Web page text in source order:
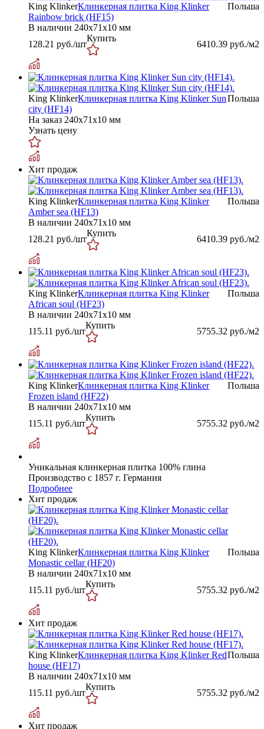
King Klinker Польша
Клинкерная плитка King Klinker
Rainbow brick (HF15)
В наличии 240х71х10 мм
128.21 руб./шт 6410.39 руб./м2
Купить
King Klinker Польша
Клинкерная плитка King Klinker Sun
city (HF14)
На заказ 240х71х10 мм
Узнать цену
Хит продаж
King Klinker Польша
Клинкерная плитка King Klinker
Amber sea (HF13)
В наличии 240х71х10 мм
128.21 руб./шт 6410.39 руб./м2
Купить
King Klinker Польша
Клинкерная плитка King Klinker
African soul (HF23)
В наличии 240х71х10 мм
115.11 руб./шт 5755.32 руб./м2
Купить
King Klinker Польша
Клинкерная плитка King Klinker
Frozen island (HF22)
В наличии 240х71х10 мм
115.11 руб./шт 5755.32 руб./м2
Купить
Уникальная клинкерная плитка 100% глина
Производство с 1857 г. Германия
Подробнее
Хит продаж
King Klinker Польша
Клинкерная плитка King Klinker
Monastic cellar (HF20)
В наличии 240х71х10 мм
115.11 руб./шт 5755.32 руб./м2
Купить
Хит продаж
King Klinker Польша
Клинкерная плитка King Klinker Red
house (HF17)
В наличии 240х71х10 мм
115.11 руб./шт 5755.32 руб./м2
Купить
Хит продаж